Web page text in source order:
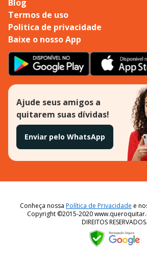
Blog
Termos de uso
Politica de privacidade
Baixe o nosso App
Ajude seus amigos a
quitarem suas dívidas!
Enviar pelo WhatsApp
Conheça nossa Política de Privacidade e
Copyright ©2015-2020
DIREITOS RESERVADOS.